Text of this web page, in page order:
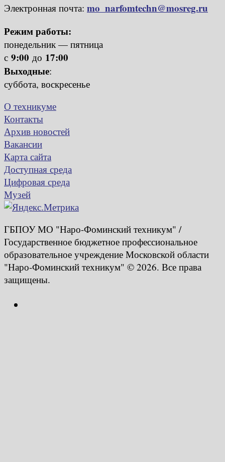
Электронная почта: mo_narfomtechn@mosreg.ru
Режим работы:
понедельник — пятница
с 9:00 до 17:00
Выходные:
суббота, воскресенье
О техникуме
Контакты
Архив новостей
Вакансии
Карта сайта
Доступная среда
Цифровая среда
Музей
ГБПОУ МО "Наро-Фоминский техникум" /
Государственное бюджетное профессиональное
образовательное учреждение Московской области
"Наро-Фоминский техникум" © 2026. Все права
защищены.